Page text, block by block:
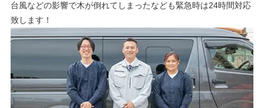
台風などの影響で木が倒れてしまったなども緊急時は24時間対応
致します！